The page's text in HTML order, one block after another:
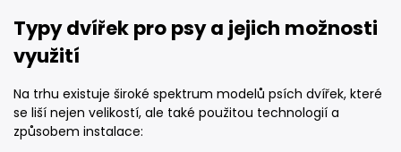
Typy dvířek pro psy a jejich možnosti
využití
Na trhu existuje široké spektrum modelů psích dvířek, které
se liší nejen velikostí, ale také použitou technologií a
způsobem instalace: